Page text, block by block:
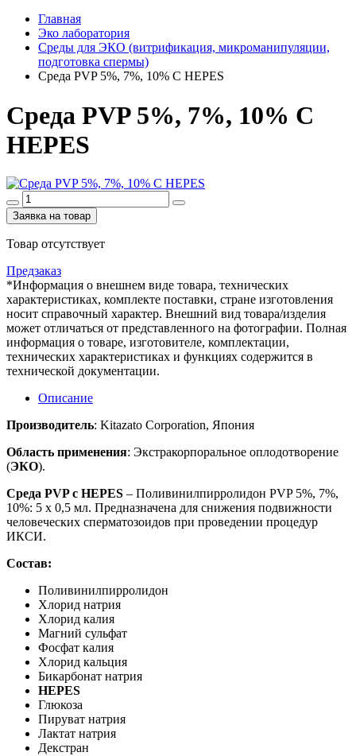
Главная
Эко лаборатория
Среды для ЭКО (витрификация, микроманипуляции,
подготовка спермы)
Среда PVP 5%, 7%, 10% С HEPES
Среда PVP 5%, 7%, 10% С
HEPES
Заявка на товар
Товар отсутствует
Предзаказ
*Информация о внешнем виде товара, технических
характеристиках, комплекте поставки, стране изготовления
носит справочный характер. Внешний вид товара/изделия
может отличаться от представленного на фотографии. Полная
информация о товаре, изготовителе, комплектации,
технических характеристиках и функциях содержится в
технической документации.
Описание
Производитель: Kitazato Corporation, Япония
Область применения: Экстракорпоральное оплодотворение
(ЭКО).
Среда PVP с HEPES – Поливинилпирролидон PVP 5%, 7%,
10%: 5 х 0,5 мл. Предназначена для снижения подвижности
человеческих сперматозоидов при проведении процедур
ИКСИ.
Состав:
Поливинилпирролидон
Хлорид натрия
Хлорид калия
Магний сульфат
Фосфат калия
Хлорид кальция
Бикарбонат натрия
HEPES
Глюкоза
Пируват натрия
Лактат натрия
Декстран